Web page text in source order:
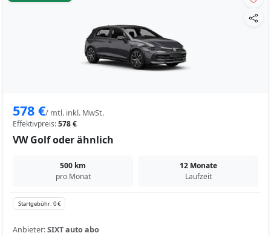
578 €/ mtl. inkl. MwSt.
Effektivpreis:578 €
VW Golf oder ähnlich
500 km
pro Monat
12 Monate
Laufzeit
Startgebühr: 0 €
Anbieter:SIXT auto abo